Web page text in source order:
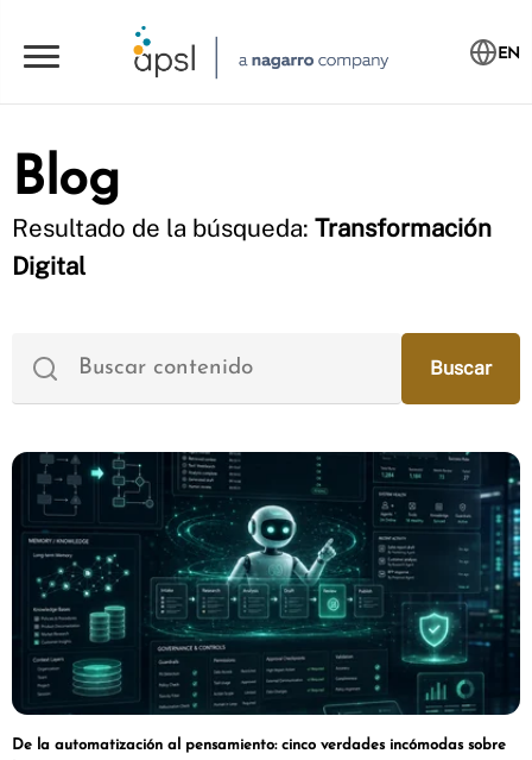
EN
Blog
Resultado de la búsqueda: Transformación
Digital
De la automatización al pensamiento: cinco verdades incómodas sobre